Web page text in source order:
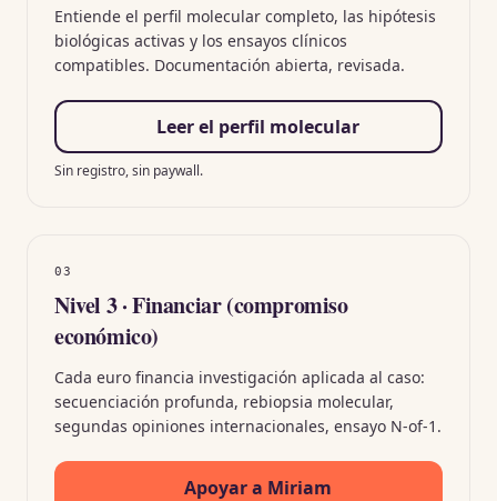
Entiende el perfil molecular completo, las hipótesis
biológicas activas y los ensayos clínicos
compatibles. Documentación abierta, revisada.
Leer el perfil molecular
Sin registro, sin paywall.
03
Nivel 3 · Financiar (compromiso
económico)
Cada euro financia investigación aplicada al caso:
secuenciación profunda, rebiopsia molecular,
segundas opiniones internacionales, ensayo N-of-1.
Apoyar a Miriam